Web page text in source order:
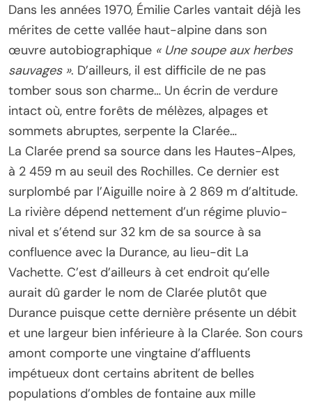
Dans les années 1970, Émilie Carles vantait déjà les
mérites de cette vallée haut-alpine dans son
œuvre autobiographique « Une soupe aux herbes
sauvages ». D’ailleurs, il est difficile de ne pas
tomber sous son charme… Un écrin de verdure
intact où, entre forêts de mélèzes, alpages et
sommets abruptes, serpente la Clarée…
La Clarée prend sa source dans les Hautes-Alpes,
à 2 459 m au seuil des Rochilles. Ce dernier est
surplombé par l’Aiguille noire à 2 869 m d’altitude.
La rivière dépend nettement d’un régime pluvio-
nival et s’étend sur 32 km de sa source à sa
confluence avec la Durance, au lieu-dit La
Vachette. C’est d’ailleurs à cet endroit qu’elle
aurait dû garder le nom de Clarée plutôt que
Durance puisque cette dernière présente un débit
et une largeur bien inférieure à la Clarée. Son cours
amont comporte une vingtaine d’affluents
impétueux dont certains abritent de belles
populations d’ombles de fontaine aux mille